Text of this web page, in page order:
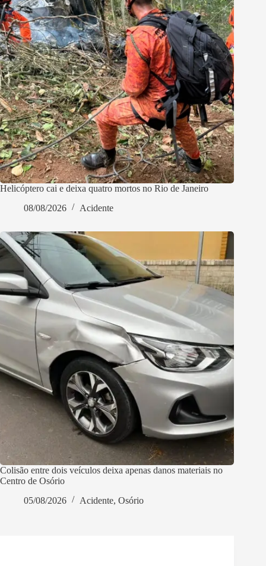
Helicóptero cai e deixa quatro mortos no Rio de Janeiro
08/08/2026
Acidente
Colisão entre dois veículos deixa apenas danos materiais no
Centro de Osório
05/08/2026
Acidente, Osório